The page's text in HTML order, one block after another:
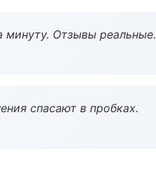
минуту. Отзывы реальные.
спасают в пробках.